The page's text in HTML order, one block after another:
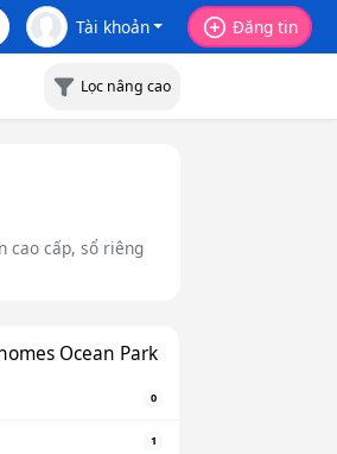
Tài khoản Đăng tin
Lọc nâng cao
cao cấp, sổ riêng
Ocean Park
0
1